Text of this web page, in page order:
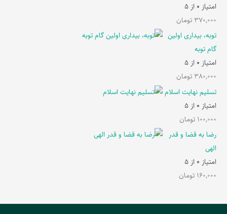
امتیاز 0 از 5
370,000 تومان
توبه، بیداری اولین
گام توبه
امتیاز 0 از 5
380,000 تومان
تسلیم نهایت اسلام
امتیاز 0 از 5
100,000 تومان
رضا به قضا و قدر
الهی
امتیاز 0 از 5
160,000 تومان